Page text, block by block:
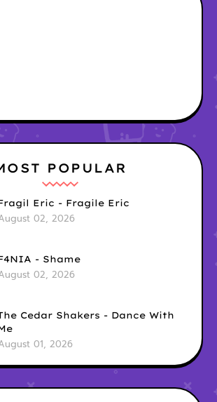
POPULAR
Eric - Fragile Eric
02, 2026
- Shame
02, 2026
Cedar Shakers - Dance With
01, 2026